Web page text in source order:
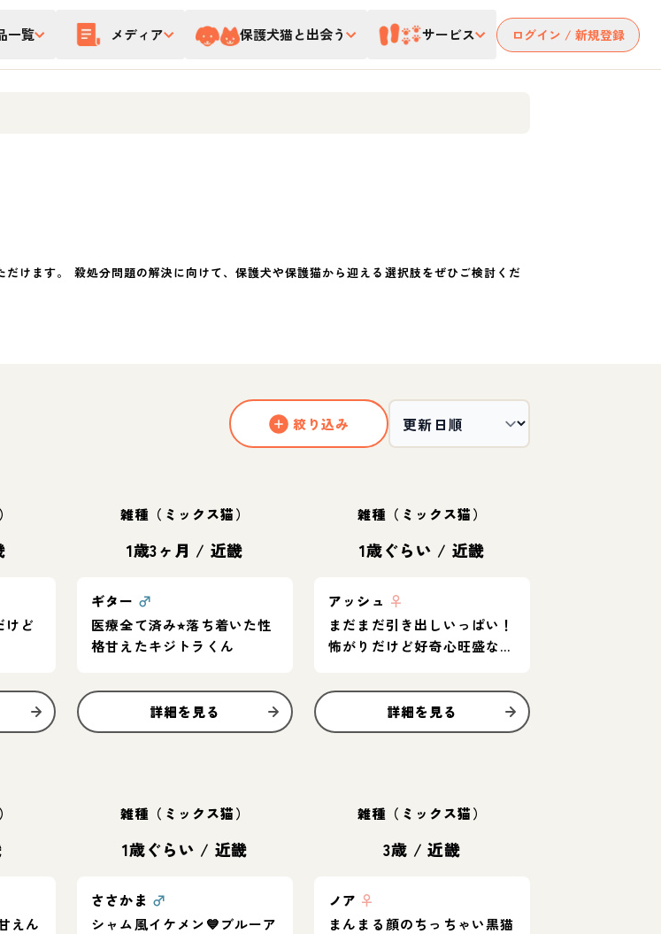
一覧 メディア 保護犬猫と出会う サービス ログイン / 新規登録
けます。 殺処分問題の解決に向けて、保護犬や保護猫から迎える選択肢をぜひご検討くだ
絞り込み
けど
雑種（ミックス猫）
1歳3ヶ月 / 近畿
ギター ♂
医療全て済み⭐︎落ち着いた性
格甘えたキジトラくん
詳細を見る
雑種（ミックス猫）
1歳ぐらい / 近畿
アッシュ ♀
まだまだ引き出しいっぱい！
怖がりだけど好奇心旺盛なグ
詳細を見る
えん
雑種（ミックス猫）
1歳ぐらい / 近畿
ささかま ♂
シャム風イケメン💙ブルーア
雑種（ミックス猫）
3歳 /近畿
ノア ♀
まんまる顔のちっちゃい黒猫